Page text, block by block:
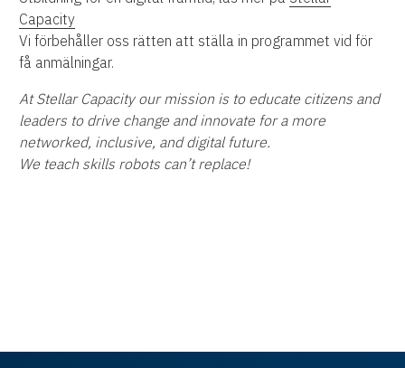
Capacity
Vi förbehåller oss rätten att ställa in programmet vid för
få anmälningar.
At Stellar Capacity our mission is to educate citizens and
leaders to drive change and innovate for a more
networked, inclusive, and digital future.
We teach skills robots can’t replace!